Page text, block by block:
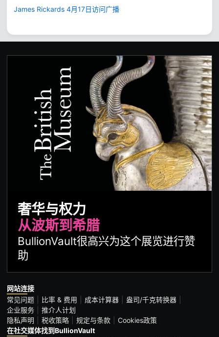
James Rickards 4月17日访问广播
奢华与权力
从波斯到希腊
BullionVault很高兴为这个展览进行赞
助
网站连接
常见问题
比率 & 费用 成本计算器
盎司/千克转换器
企业服务
推介人计划
隐私声明
税收策略 规定与条款
Cookies政策
在社交媒体找到BullionVault